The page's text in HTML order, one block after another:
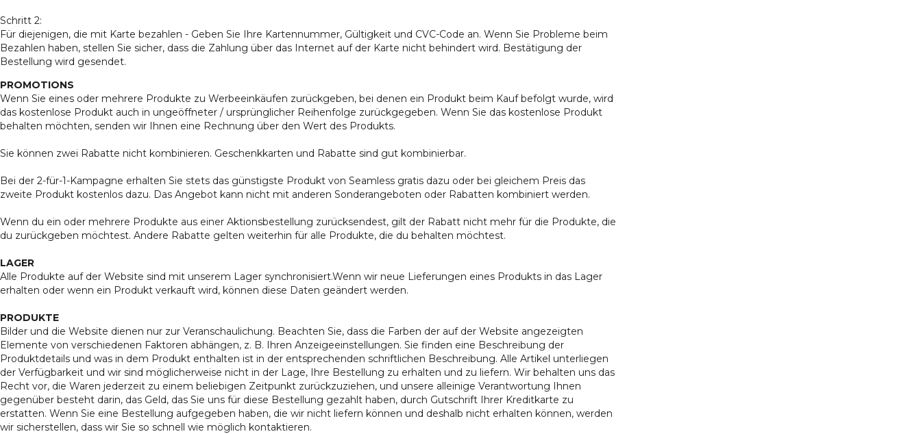
Schritt 2:
Für diejenigen, die mit Karte bezahlen - Geben Sie Ihre Kartennummer, Gültigkeit und CVC-Code an. Wenn Sie Probleme beim
Bezahlen haben, stellen Sie sicher, dass die Zahlung über das Internet auf der Karte nicht behindert wird. Bestätigung der
Bestellung wird gesendet.
PROMOTIONS
Wenn Sie eines oder mehrere Produkte zu Werbeeinkäufen zurückgeben, bei denen ein Produkt beim Kauf befolgt wurde, wird
das kostenlose Produkt auch in ungeöffneter / ursprünglicher Reihenfolge zurückgegeben. Wenn Sie das kostenlose Produkt
behalten möchten, senden wir Ihnen eine Rechnung über den Wert des Produkts.
Sie können zwei Rabatte nicht kombinieren. Geschenkkarten und Rabatte sind gut kombinierbar.
Bei der 2-für-1-Kampagne erhalten Sie stets das günstigste Produkt von Seamless gratis dazu oder bei gleichem Preis das
zweite Produkt kostenlos dazu. Das Angebot kann nicht mit anderen Sonderangeboten oder Rabatten kombiniert werden.
Wenn du ein oder mehrere Produkte aus einer Aktionsbestellung zurücksendest, gilt der Rabatt nicht mehr für die Produkte, die
du zurückgeben möchtest. Andere Rabatte gelten weiterhin für alle Produkte, die du behalten möchtest.
LAGER
Alle Produkte auf der Website sind mit unserem Lager synchronisiert.Wenn wir neue Lieferungen eines Produkts in das Lager
erhalten oder wenn ein Produkt verkauft wird, können diese Daten geändert werden.
PRODUKTE
Bilder und die Website dienen nur zur Veranschaulichung. Beachten Sie, dass die Farben der auf der Website angezeigten
Elemente von verschiedenen Faktoren abhängen, z. B. Ihren Anzeigeeinstellungen. Sie finden eine Beschreibung der
Produktdetails und was in dem Produkt enthalten ist in der entsprechenden schriftlichen Beschreibung. Alle Artikel unterliegen
der Verfügbarkeit und wir sind möglicherweise nicht in der Lage, Ihre Bestellung zu erhalten und zu liefern. Wir behalten uns das
Recht vor, die Waren jederzeit zu einem beliebigen Zeitpunkt zurückzuziehen, und unsere alleinige Verantwortung Ihnen
gegenüber besteht darin, das Geld, das Sie uns für diese Bestellung gezahlt haben, durch Gutschrift Ihrer Kreditkarte zu
erstatten. Wenn Sie eine Bestellung aufgegeben haben, die wir nicht liefern können und deshalb nicht erhalten können, werden
wir sicherstellen, dass wir Sie so schnell wie möglich kontaktieren.